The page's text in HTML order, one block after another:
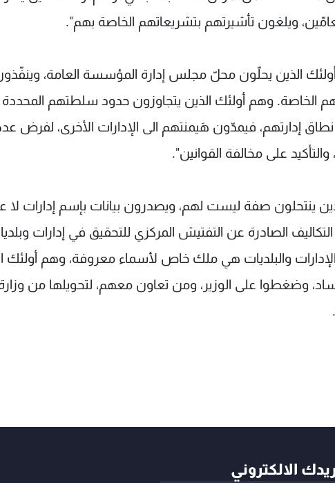
ويلغون تأشيرتهم بتشريعاتهم الخاصة بهم".
الذين يحلّون محلّ مجلس إدارة المؤسسة العامة،
الخاصة. وهم أولئك الذين يتجاوزون حدود سلطتهم المحددة
إدارتهم، فيمدّون هَيمنتهم الى الإدارات الأخرى، لفرض
على مخالفة القوانين".
ينتحلون صفة ليست لهم، ويصدرون بيانات بإسم إدارات لا
الصادرة عن التفتيش المركزي للتحقيق في إدارات
والبلديات هي ملك خاص لأسماء معروفة، وهم أولئك
وضغطوا على الوزير، ومن تعاون معهم، لتحويلها من
الالكتروني